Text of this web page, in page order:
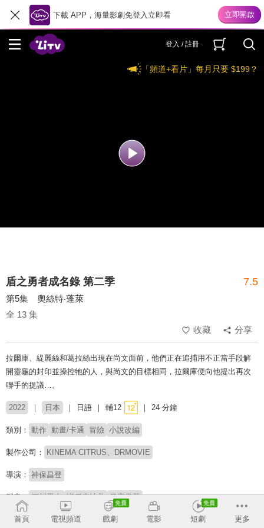
下載 APP，海量影劇免登入立即看
登入 / 註冊
「頻道+看片」每月只要 $199？
盾之勇者成名錄 第二季 7.5
第5集 奧絲特‧蓬萊
全 13 集
收藏
分享
拉爾庫、緹麗絲和葛拉絲出現在尚文面前，他們正在追捕用不正當手段解
開靈龜的封印並操控牠的人，與尚文的目標相同，拉爾庫便向他提出再次
聯手的提議…。
2022 日本 日語 輔12 24 分鐘
類別： 動作 動畫/卡通 冒險 小說改編
製作公司： KINEMA CITRUS、DRMOVIE
導演： 神保昌登
配音： 石川界人 瀬戸麻沙美 日高里菜
原著： アネコユサギ
首頁 電視頻道 戲劇 電影 短劇 更多